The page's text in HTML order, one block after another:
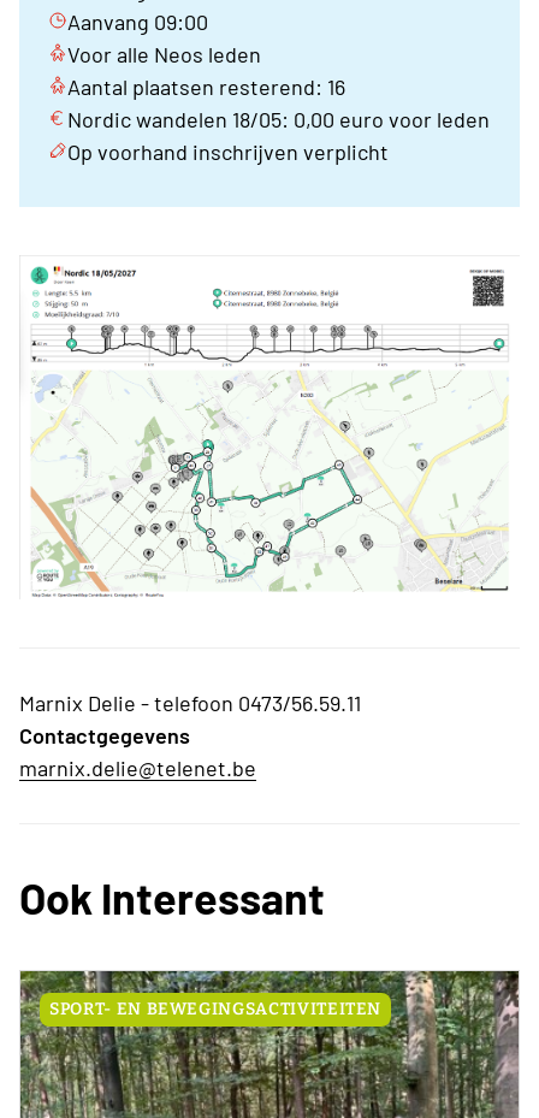
Aanvang 09:00
Voor alle Neos leden
Aantal plaatsen resterend: 16
Nordic wandelen 18/05: 0,00 euro voor leden
Op voorhand inschrijven verplicht
Marnix Delie - telefoon 0473/56.59.11
Contactgegevens
marnix.delie@telenet.be
Ook Interessant
SPORT- EN BEWEGINGSACTIVITEITEN